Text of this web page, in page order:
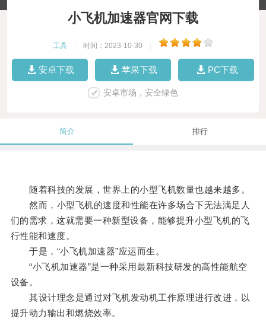
小飞机加速器官网下载
工具 时间：2023-10-30
安卓下载 苹果下载 PC下载
安卓市场，安全绿色
简介 排行
随着科技的发展，世界上的小型飞机数量也越来越多。
然而，小型飞机的速度和性能在许多场合下无法满足人
们的需求，这就需要一种新型设备，能够提升小型飞机的飞
行性能和速度。
于是，“小飞机加速器”应运而生。
“小飞机加速器”是一种采用最新科技研发的高性能航空
设备。
其设计理念是通过对飞机发动机工作原理进行改进，以
提升动力输出和燃烧效率。